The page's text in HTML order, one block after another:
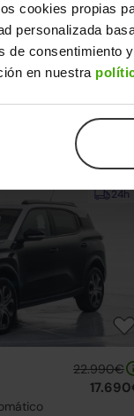
cookies propias
personalizada
de consentimiento
en nuestra19.490€
279€
24h
22.990€